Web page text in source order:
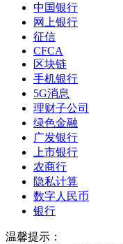
中国银行
网上银行
征信
CFCA
区块链
手机银行
5G消息
理财子公司
绿色金融
广发银行
上市银行
农商行
隐私计算
数字人民币
银行
温馨提示：